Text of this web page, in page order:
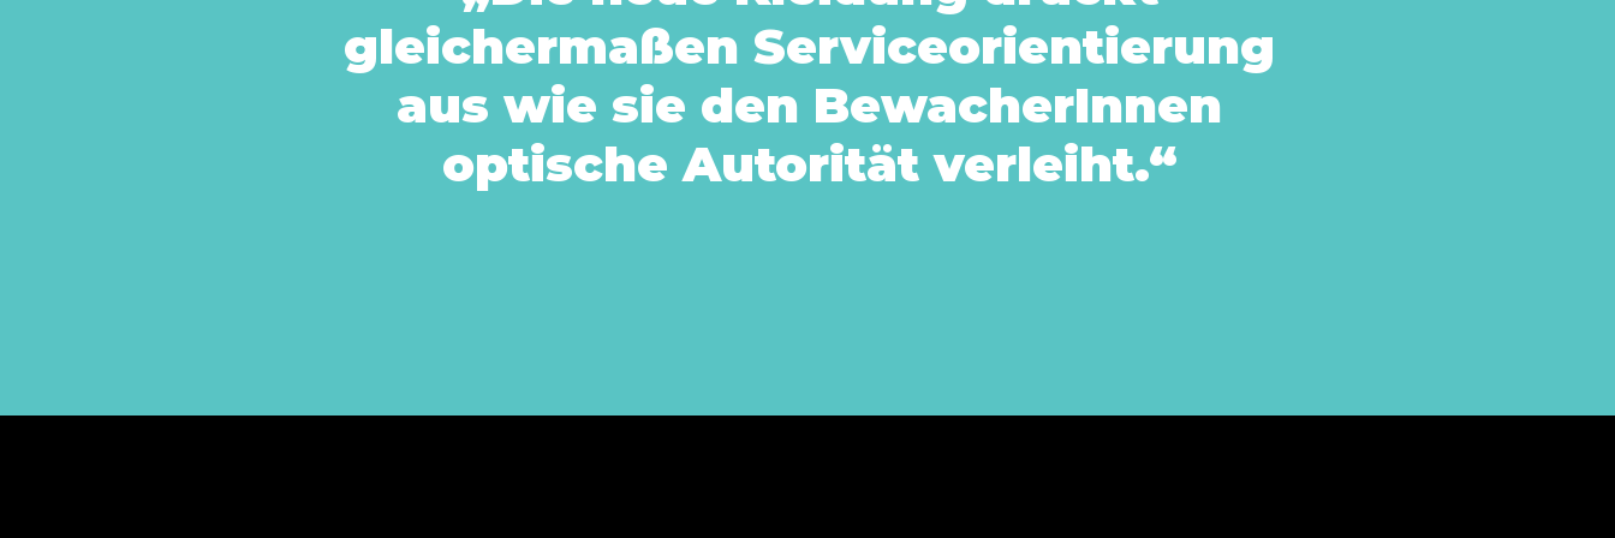
gleichermaßen Serviceorientierung
aus wie sie den BewacherInnen
optische Autorität verleiht.“